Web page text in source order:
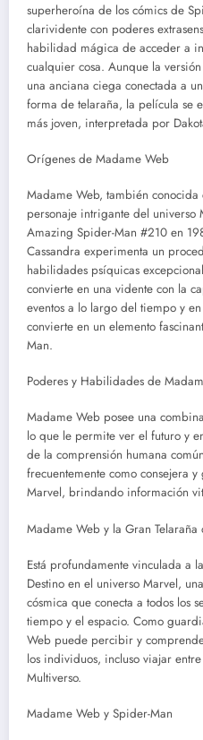
superheroína de los cómics de
clarividente con poderes
habilidad mágica de acceder a
cualquier cosa. Aunque la
una anciana ciega conectada a
forma de telaraña, la película se
más joven, interpretada por
Orígenes de Madame Web
Madame Web, también conocida
personaje intrigante del universo
Amazing Spider-Man #210 en
Cassandra experimenta un
habilidades psíquicas
convierte en una vidente con la
eventos a lo largo del tiempo y
convierte en un elemento
Man.
Poderes y Habilidades de
Madame Web posee una
lo que le permite ver el futuro y
de la comprensión humana
frecuentemente como consejera
Marvel, brindando información
Madame Web y la Gran
Está profundamente vinculada a
Destino en el universo Marvel,
cósmica que conecta a todos los
tiempo y el espacio. Como
Web puede percibir y
los individuos, incluso viajar
Multiverso.
Madame Web y Spider-Man